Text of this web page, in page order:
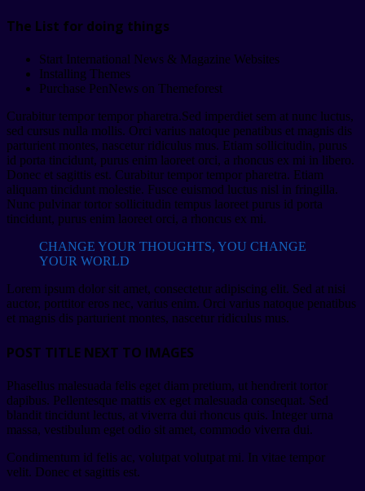
The List for doing things
Start International News & Magazine Websites
Installing Themes
Purchase PenNews on Themeforest
Curabitur tempor tempor pharetra.Sed imperdiet sem at nunc luctus,
sed cursus nulla mollis. Orci varius natoque penatibus et magnis dis
parturient montes, nascetur ridiculus mus. Etiam sollicitudin, purus
id porta tincidunt, purus enim laoreet orci, a rhoncus ex mi in libero.
Donec et sagittis est. Curabitur tempor tempor pharetra. Etiam
aliquam tincidunt molestie. Fusce euismod luctus nisl in fringilla.
Nunc pulvinar tortor sollicitudin tempus laoreet purus id porta
tincidunt, purus enim laoreet orci, a rhoncus ex mi.
CHANGE YOUR THOUGHTS, YOU CHANGE
YOUR WORLD
Lorem ipsum dolor sit amet, consectetur adipiscing elit. Sed at nisi
auctor, porttitor eros nec, varius enim. Orci varius natoque penatibus
et magnis dis parturient montes, nascetur ridiculus mus.
POST TITLE NEXT TO IMAGES
Phasellus malesuada felis eget diam pretium, ut hendrerit tortor
dapibus. Pellentesque mattis ex eget malesuada consequat. Sed
blandit tincidunt lectus, at viverra dui rhoncus quis. Integer urna
massa, vestibulum eget odio sit amet, commodo viverra dui.
Condimentum id felis ac, volutpat volutpat mi. In vitae tempor
velit. Donec et sagittis est.